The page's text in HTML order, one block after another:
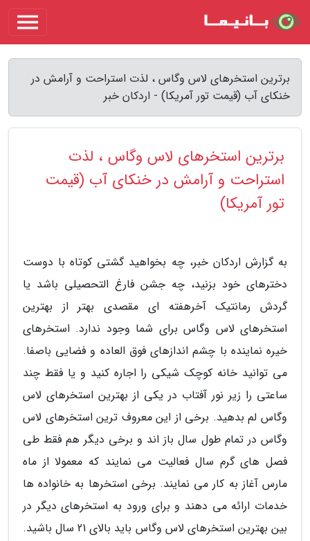
برترین استخرهای لاس وگاس ، لذت استراحت و آرامش در
خنکای آب (قیمت تور آمریکا) - اردکان خبر
برترین استخرهای لاس وگاس ، لذت
استراحت و آرامش در خنکای آب (قیمت
تور آمریکا)
به گزارش اردکان خبر، چه بخواهید گشتی کوتاه با دوست
دخترهای خود بزنید، چه جشن فارغ التحصیلی باشد یا
گردش رمانتیک آخرهفته ای مقصدی بهتر از بهترین
استخرهای لاس وگاس برای شما وجود ندارد. استخرهای
خیره نماینده با چشم اندازهای فوق العاده و فضایی باصفا.
می توانید خانه کوچک شیکی را اجاره کنید و یا فقط چند
ساعتی را زیر نور آفتاب در یکی از بهترین استخرهای لاس
وگاس لم بدهید. برخی از این معروف ترین استخرهای لاس
وگاس در تمام طول سال باز اند و برخی دیگر هم فقط طی
فصل های گرم سال فعالیت می نمایند که معمولا از ماه
مارس آغاز به کار می نمایند. برخی استخرها به خانواده ها
خدمات ارائه می دهند و برای ورود به استخرهای دیگر در
بین بهترین استخرهای لاس وگاس باید بالای 21 سال باشید.